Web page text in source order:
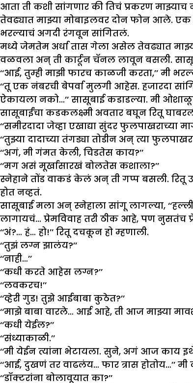
आता ती कशी सांगणार की तिचं प्रकरण
तेवढ्यात माझ्या मोबाइलवर दोन फोन आले. एक
भरल्याचं अगदी रंगवून सांगितलं.
मध्ये जेमतेम अर्धा तास गेला असेल तेवढ्यात
वळवला अन् ती कार्टून चॅनल लावून बसली.
‘‘आई, तुम्ही माझी फारच काळजी करता,’’ मी
‘‘तू एक नंबरची बेपर्वा मुलगी आहेस.
ऐकायला नको…’’ सासूबाई कडाडल्या. मी
सासूबाईंचा कडकलक्ष्मी अवतार बघून रितू घाबरली
‘‘समीरदादा जेव्हा एखाद्या सुंदर फुलपाखराच्या
‘‘तुझ्या दादाच्या तंगड्या तोडीन अन् त्या
‘‘अगं, मी गंमत केली, चिडतेस काय?’’
‘‘मग असं मूर्खासारखं बोलतेस कशाला?’’
स्नेहाने तोंड वाकडं केलं अन् ती गप्प बसली. रितू
होत नव्हतं.
सासूबाई मला अन् स्नेहाला सांगू लागल्या,
लागायचं… प्रेमविवाह तरी ठीक आहे, पण नुसतंच
‘‘अं?… हं… हो!’’ रितू दचकून हो म्हणाली.
‘‘तुझं लग्न झालंय?’’
‘‘नाही…’’
‘‘कधी करते आहेस लग्न?’’
‘‘लवकरच!’’
‘‘व्हेरी गुड! तुझे आईबाबा कुठेत?’’
‘‘माझे बाबा वारले… आई आहे, ती आज माझ्या
‘‘कधी येईल?’’
‘‘संध्याकाळी.’’
‘‘मी येईन त्यांना भेटायला. सुने, अगं आज काय
‘‘आई, दुखणं तर वाढलंय… फार त्रास होतोय…’’
‘‘डॉक्टरांना बोलावूयात का?’’